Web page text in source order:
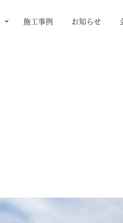
施工事例 お知らせ